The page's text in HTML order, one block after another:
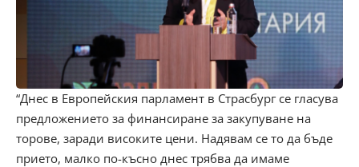
“Днес в Европейския парламент в Страсбург се гласува
предложението за финансиране за закупуване на
торове, заради високите цени. Надявам се то да бъде
прието, малко по-късно днес трябва да имаме